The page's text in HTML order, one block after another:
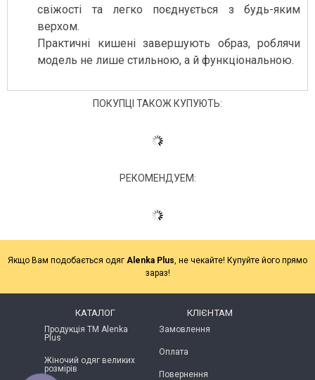
свіжості та легко поєднується з будь-яким
верхом.
Практичні кишені завершують образ, роблячи
модель не лише стильною, а й функціональною.
ПОКУПЦІ ТАКОЖ КУПУЮТЬ:
РЕКОМЕНДУЕМ:
Якщо Вам подобається одяг Alenka Plus , не чекайте! Купуйте його прямо
зараз!
КАТАЛОГ
Продукція ТМ Alenka
Plus
Жіночий одяг великих
розмірів
КЛІЄНТАМ
Замовлення
Оплата
Повернення